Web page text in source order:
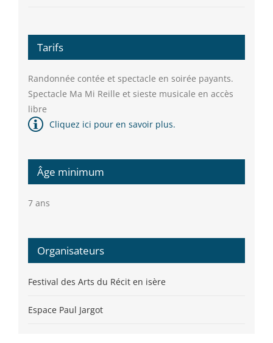
Tarifs
Randonnée contée et spectacle en soirée payants.
Spectacle Ma Mi Reille et sieste musicale en accès
libre
Cliquez ici pour en savoir plus.
Âge minimum
7 ans
Organisateurs
Festival des Arts du Récit en isère
Espace Paul Jargot